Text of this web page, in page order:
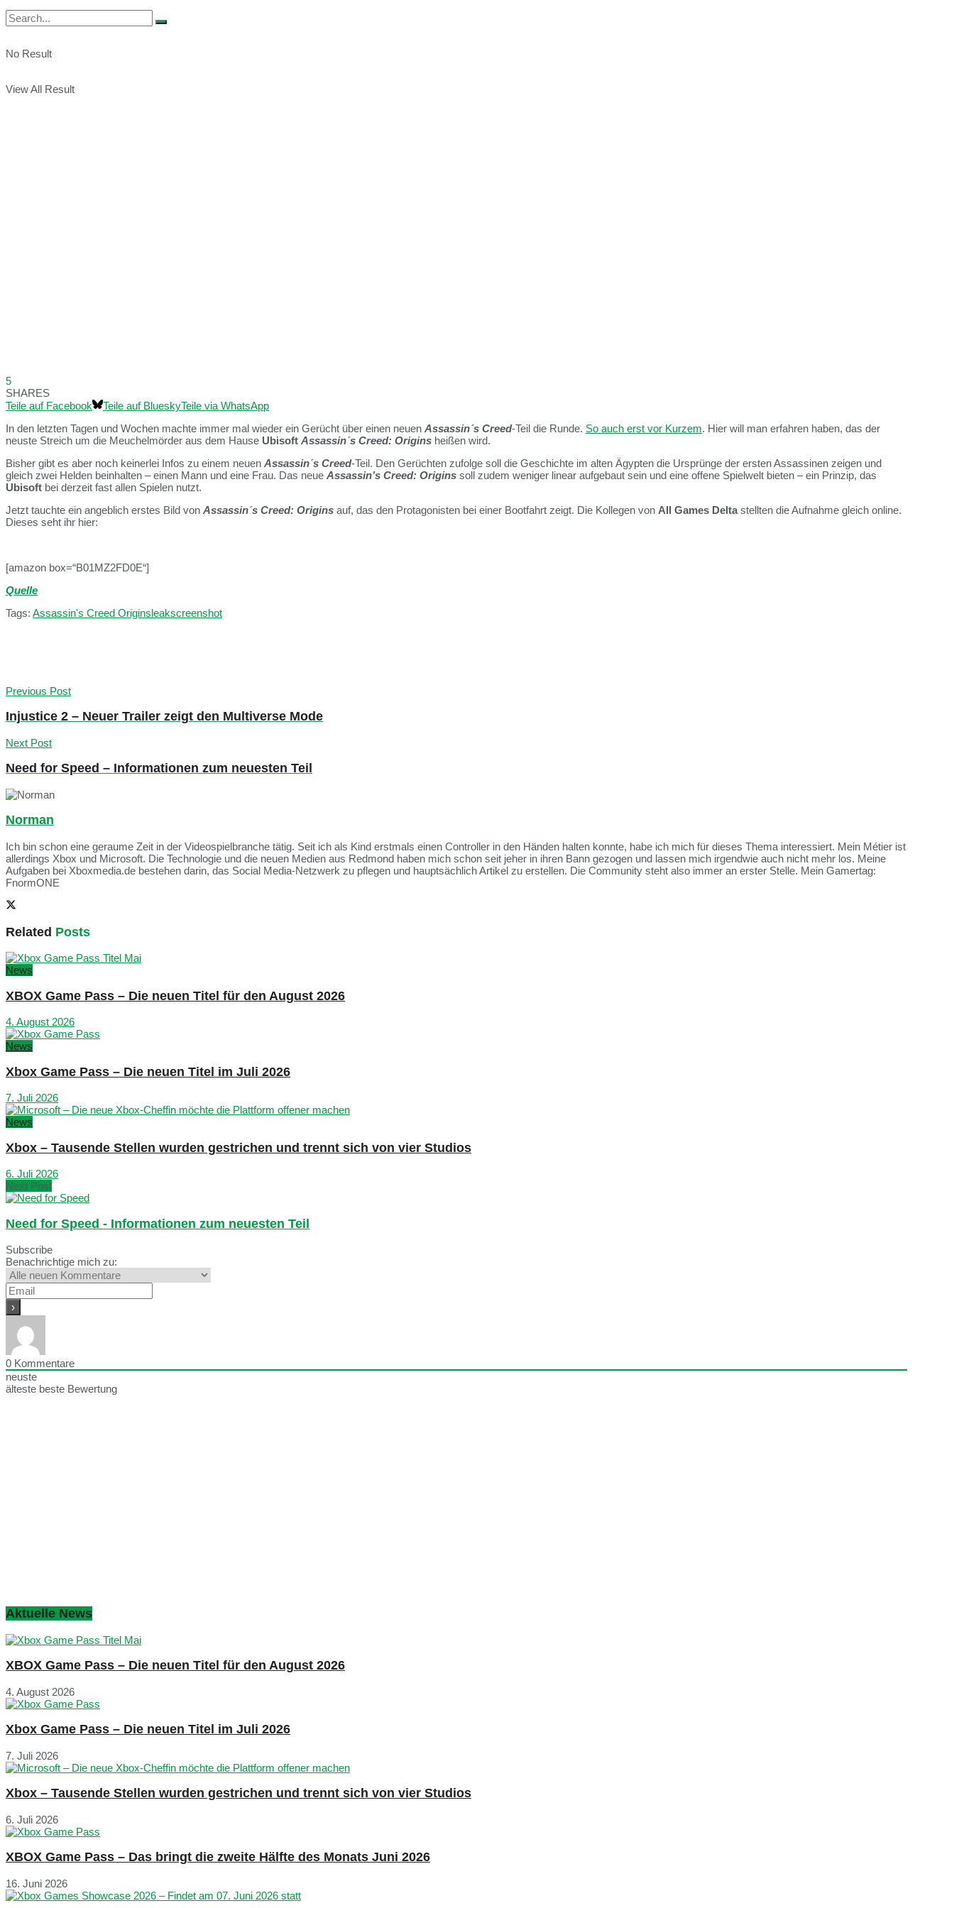
No Result
View All Result
5
SHARES
Teile auf Facebook
Teile auf BlueskyTeile via WhatsApp
In den letzten Tagen und Wochen machte immer mal wieder ein Gerücht über einen neuen Assassin´s Creed-Teil die Runde. So auch erst vor Kurzem. Hier will man erfahren haben, das der
neuste Streich um die Meuchelmörder aus dem Hause Ubisoft Assassin´s Creed: Origins heißen wird.
Bisher gibt es aber noch keinerlei Infos zu einem neuen Assassin´s Creed-Teil. Den Gerüchten zufolge soll die Geschichte im alten Ägypten die Ursprünge der ersten Assassinen zeigen und
gleich zwei Helden beinhalten – einen Mann und eine Frau. Das neue Assassin’s Creed: Origins soll zudem weniger linear aufgebaut sein und eine offene Spielwelt bieten – ein Prinzip, das
Ubisoft bei derzeit fast allen Spielen nutzt.
Jetzt tauchte ein angeblich erstes Bild von Assassin´s Creed: Origins auf, das den Protagonisten bei einer Bootfahrt zeigt. Die Kollegen von All Games Deltastellten die Aufnahme gleich online.
Dieses seht ihr hier:
[amazon box=“B01MZ2FD0E“]
Quelle
Tags: Assassin's Creed Originsleakscreenshot
Previous Post
Injustice 2 – Neuer Trailer zeigt den Multiverse Mode
Next Post
Need for Speed – Informationen zum neuesten Teil
Norman
Ich bin schon eine geraume Zeit in der Videospielbranche tätig. Seit ich als Kind erstmals einen Controller in den Händen halten konnte, habe ich mich für dieses Thema interessiert. Mein Métier ist
allerdings Xbox und Microsoft. Die Technologie und die neuen Medien aus Redmond haben mich schon seit jeher in ihren Bann gezogen und lassen mich irgendwie auch nicht mehr los. Meine
Aufgaben bei Xboxmedia.de bestehen darin, das Social Media-Netzwerk zu pflegen und hauptsächlich Artikel zu erstellen. Die Community steht also immer an erster Stelle. Mein Gamertag:
FnormONE
Related Posts
News
XBOX Game Pass – Die neuen Titel für den August 2026
4. August 2026
News
Xbox Game Pass – Die neuen Titel im Juli 2026
7. Juli 2026
News
Xbox – Tausende Stellen wurden gestrichen und trennt sich von vier Studios
6. Juli 2026
Next Post
Need for Speed - Informationen zum neuesten Teil
Subscribe
Benachrichtige mich zu:
0 Kommentare
neuste
älteste beste Bewertung
Aktuelle News
XBOX Game Pass – Die neuen Titel für den August 2026
4. August 2026
Xbox Game Pass – Die neuen Titel im Juli 2026
7. Juli 2026
Xbox – Tausende Stellen wurden gestrichen und trennt sich von vier Studios
6. Juli 2026
XBOX Game Pass – Das bringt die zweite Hälfte des Monats Juni 2026
16. Juni 2026